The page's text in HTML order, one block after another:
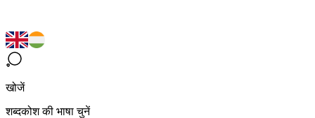
खोजें
शब्दकोश की भाषा चुनें